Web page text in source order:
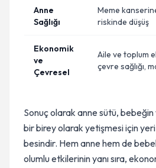
Anne
Sağlığı
Meme
riskinde düşüş
Ekonomik
ve
Çevresel
Aile ve toplum
çevre sağlığı,
Sonuç olarak anne sütü, bebeğin
bir birey olarak yetişmesi için
besindir. Hem anne hem de
olumlu etkilerinin yanı sıra,